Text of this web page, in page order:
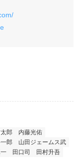
郎
内藤光佑
郎
山田ジェームス武
田口司
田村升吾